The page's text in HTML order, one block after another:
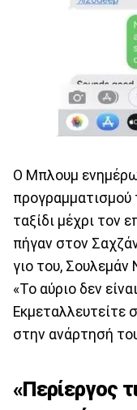
Ο Μπλουμ
προγραμματισμού
ταξίδι μέχρι τον
πήγαν στον
γιο του, Σουλεμάν
«Το αύριο δεν
Εκμεταλλευτείτε
στην ανάρτησή
«Περίεργος